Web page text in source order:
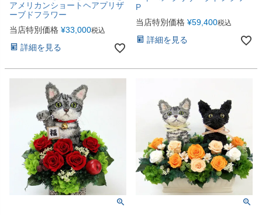
アメリカンショートヘアプリザ
ーブドフラワー
当店特別価格 ¥33,000税込
詳細を見る
P
当店特別価格 ¥59,400税込
詳細を見る